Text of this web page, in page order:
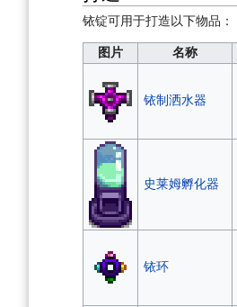
铱锭可用于打造以下物品：
图片 名称
铱制洒水器
史莱姆孵化器
铱环